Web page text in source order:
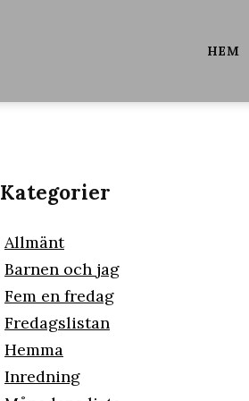
HEM
Kategorier
Allmänt
Barnen och jag
Fem en fredag
Fredagslistan
Hemma
Inredning